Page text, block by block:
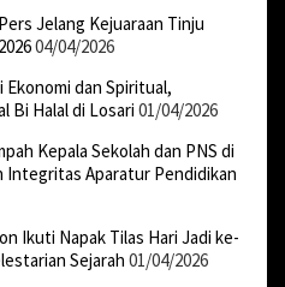
Jelang Kejuaraan Tinju
04/04/2026
dan Spiritual,
Bi Halal di Losari 01/04/2026
Kepala Sekolah dan PNS di
Integritas Aparatur Pendidikan
Ikuti Napak Tilas Hari Jadi ke-
Sejarah 01/04/2026